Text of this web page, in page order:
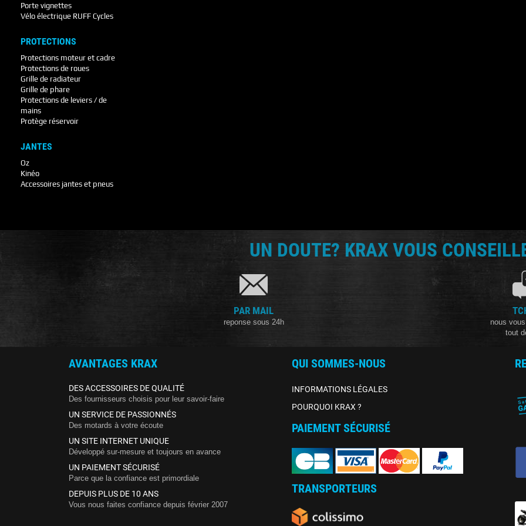
Porte vignettes
Vélo électrique RUFF Cycles
PROTECTIONS
Protections moteur et cadre
Protections de roues
Grille de radiateur
Grille de phare
Protections de leviers / de
mains
Protège réservoir
JANTES
Oz
Kinéo
Accessoires jantes et pneus
UN DOUTE? KRAX VOUS
PAR MAIL
reponse sous 24h
nous
tout
AVANTAGES KRAX
DES ACCESSOIRES DE QUALITÉ
Des fournisseurs choisis pour leur savoir-faire
UN SERVICE DE PASSIONNÉS
Des motards à votre écoute
UN SITE INTERNET UNIQUE
Développé sur-mesure et toujours en avance
UN PAIEMENT SÉCURISÉ
Parce que la confiance est primordiale
DEPUIS PLUS DE 10 ANS
Vous nous faites confiance depuis février 2007
QUI SOMMES-NOUS
INFORMATIONS LÉGALES
POURQUOI KRAX ?
PAIEMENT SÉCURISÉ
TRANSPORTEURS